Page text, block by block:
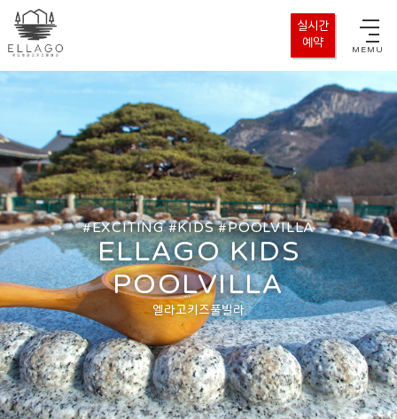
MEMU
실시간
예약
#EXCITING #KIDS #POOLVILLA
ELLAGO KIDS
POOLVILLA
엘라고키즈풀빌라